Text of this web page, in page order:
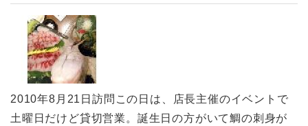
2010年8月21日訪問この日は、店長主催のイベントで
土曜日だけど貸切営業。誕生日の方がいて鯛の刺身が